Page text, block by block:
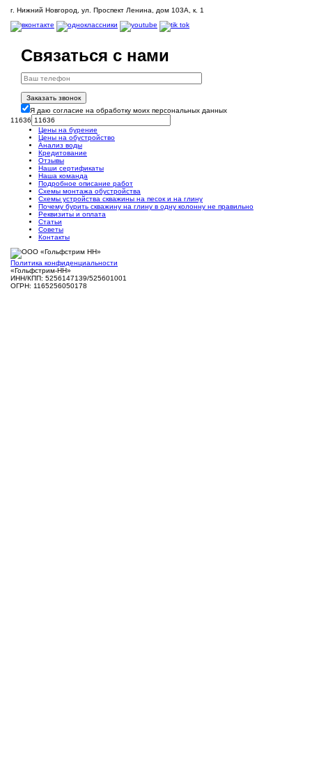
г. Нижний Новгород, ул. Проспект Ленина, дом 103А, к. 1
Связаться с нами
Заказать звонок
Я даю согласие на обработку моих персональных данных
11636
Цены на бурение
Цены на обустройство
Анализ воды
Кредитование
Отзывы
Наши сертификаты
Наша команда
Подробное описание работ
Схемы монтажа обустройства
Схемы устройства скважины на песок и на глину
Почему бурить скважину на глину в одну колонну не правильно
Реквизиты и оплата
Статьи
Советы
Контакты
Политика конфиденциальности
«Гольфстрим-НН»
ИНН/КПП: 5256147139/525601001
ОГРН: 1165256050178